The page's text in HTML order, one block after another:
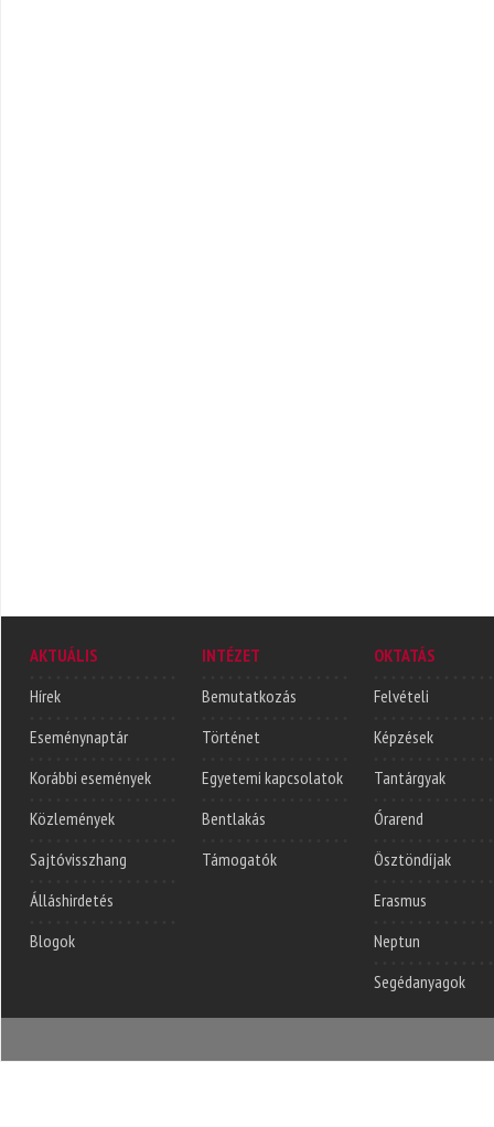
AKTUÁLIS
Hírek
Eseménynaptár
Korábbi események
Közlemények
Sajtóvisszhang
Álláshirdetés
Blogok
INTÉZET
Bemutatkozás
Történet
Egyetemi kapcsolatok
Bentlakás
Támogatók
OKTATÁS
Felvételi
Képzések
Tantárgyak
Órarend
Ösztöndíjak
Erasmus
Neptun
Segédanyagok